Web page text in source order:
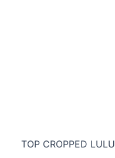
TOP CROPPED LULU